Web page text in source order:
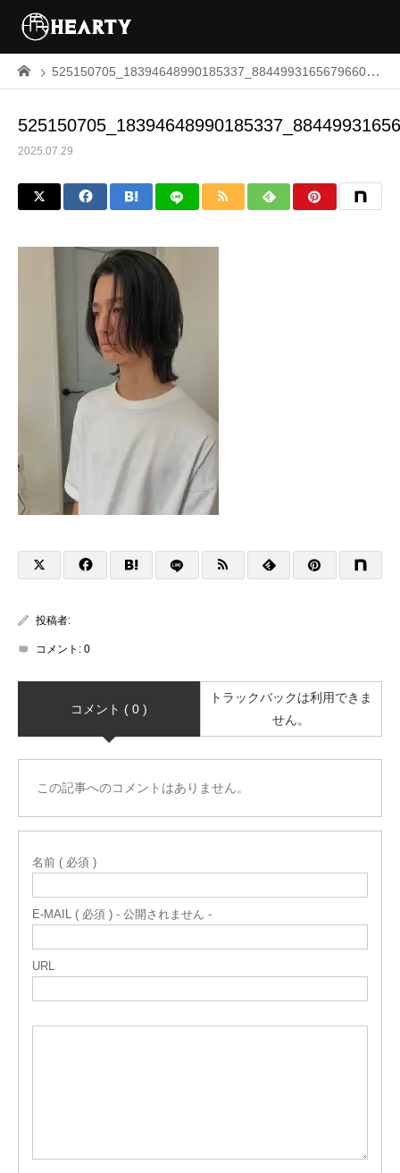
525150705_18394648990185337_8844993165679660126_n
2025.07.29
投稿者:
コメント: 0
コメント ( 0 )
トラックバックは利用できま
せん。
この記事へのコメントはありません。
名前 ( 必須 )
E-MAIL ( 必須 ) - 公開されません -
URL